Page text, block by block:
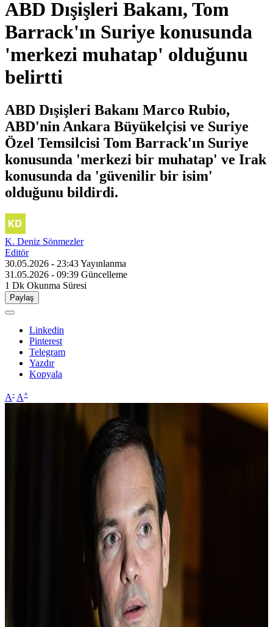
ABD Dışişleri Bakanı, Tom
Barrack'ın Suriye konusunda
'merkezi muhatap' olduğunu
belirtti
ABD Dışişleri Bakanı Marco Rubio,
ABD'nin Ankara Büyükelçisi ve Suriye
Özel Temsilcisi Tom Barrack'ın Suriye
konusunda 'merkezi bir muhatap' ve Irak
konusunda da 'güvenilir bir isim'
olduğunu bildirdi.
K. Deniz Sönmezler
Editör
30.05.2026 - 23:43Yayınlanma
31.05.2026 - 09:39 Güncelleme
1 Dk Okunma Süresi
Paylaş
Linkedin
Pinterest
Telegram
Yazdır
Kopyala
A- A+